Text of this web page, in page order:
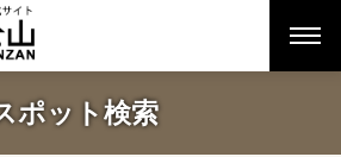
ポット検索